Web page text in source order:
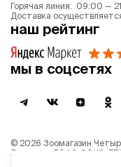
Горячая линия: 09:00 —
Доставка
наш рейтинг
мы в соцсетях
© 2026 Зоомагазин
Лицензия: Л042-00118-
Политика обработки